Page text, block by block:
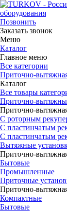
Позвонить
Заказать звонок
Меню
Каталог
Главное меню
Все категории
Приточно-
Каталог
Все товары
Приточно-
Приточно-
С роторным
С пластинчатым
С пластинчатым
Вытяжные
Приточно-
Бытовые
Промышленные
Приточные
Приточно-
Компактные
Бытовые